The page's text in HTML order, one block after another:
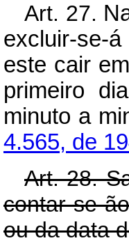
Art. 27.
excluir-se-
este cair
primeiro
4.565, de
Art. 28.
contar-se-
ou da data